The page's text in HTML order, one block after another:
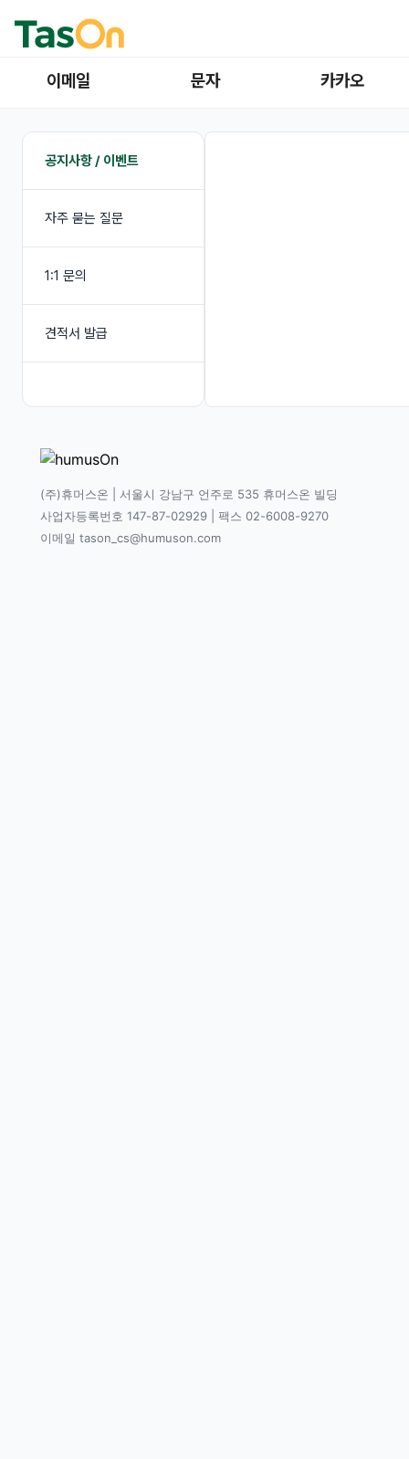
이메일 문자 카카오
공지사항 / 이벤트
자주 묻는 질문
1:1 문의
견적서 발급
(주)휴머스온 | 서울시 강남구 언주로 535 휴머스온 빌딩
사업자등록번호 147-87-02929 | 팩스 02-6008-9270
이메일 tason_cs@humuson.com